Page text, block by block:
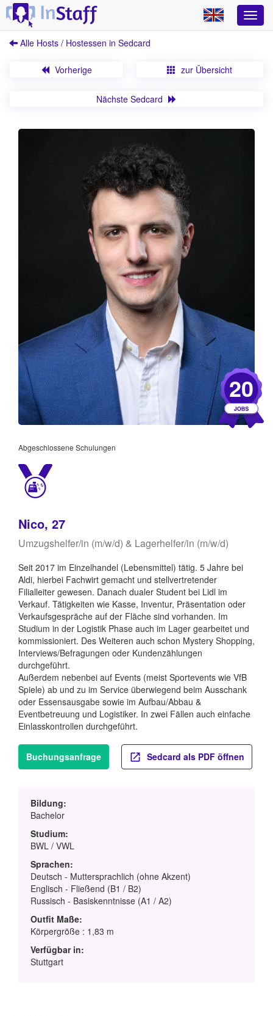
Alle Hosts / Hostessen in Sedcard
Vorherige zur Übersicht
Nächste Sedcard
20
Abgeschlossene Schulungen
Nico, 27
Umzugshelfer/in (m/w/d) & Lagerhelfer/in (m/w/d)
Seit 2017 im Einzelhandel (Lebensmittel) tätig. 5 Jahre bei
Aldi, hierbei Fachwirt gemacht und stellvertretender
Filialleiter gewesen. Danach dualer Student bei Lidl im
Verkauf. Tätigkeiten wie Kasse, Inventur, Präsentation oder
Verkaufsgespräche auf der Fläche sind vorhanden. Im
Studium in der Logistik Phase auch im Lager gearbeitet und
kommissioniert. Des Weiteren auch schon Mystery Shopping,
Interviews/Befragungen oder Kundenzählungen
durchgeführt.
Außerdem nebenbei auf Events (meist Sportevents wie VfB
Spiele) ab und zu im Service überwiegend beim Ausschank
oder Essensausgabe sowie im Aufbau/Abbau &
Eventbetreuung und Logistiker. In zwei Fällen auch einfache
Einlasskontrollen durchgeführt.
Buchungsanfrage Sedcard als PDF öffnen
Bildung:
Bachelor
Studium:
BWL / VWL
Sprachen:
Deutsch - Muttersprachlich (ohne Akzent)
Englisch - Fließend (B1 / B2)
Russisch - Basiskenntnisse (A1 / A2)
Outfit Maße:
Körpergröße : 1,83 m
Verfügbar in:
Stuttgart